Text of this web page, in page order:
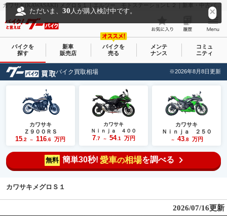
カワサキ(KAWASAKI) メグロＳ１｜エルツー モトステーションＬ２｜新車・中古バイクなら【グーバイク(GooBike)】
ただいま、30 人が購入検討中です。
バイクを
探す
新車
販売店
バイクを
売る
メンテ
ナンス
コミュ
ニティ
バイク買取相場 ※2026年8月8日更新
カワサキ
Ｚ９００ＲＳ
15 .2 ～ 116 .6 万円
カワサキ
Ｎｉｎｊａ ４００
7.7 ～ 54.1 万円
カワサキ
Ｎｉｎｊａ ２５０
～ 43.8 万円
無料 簡単30秒! 愛車の相場を調べる
カワサキメグロＳ１
2026/07/16更新